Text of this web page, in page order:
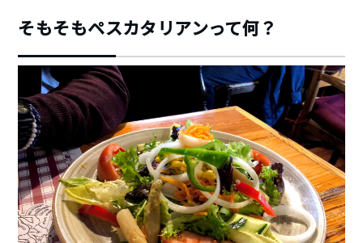
そもそもペスカタリアンって何？